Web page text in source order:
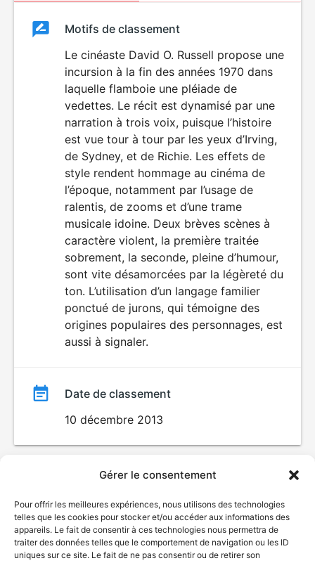
Gérer le consentement
Pour offrir les meilleures expériences, nous utilisons des technologies
telles que les cookies pour stocker et/ou accéder aux informations des
appareils. Le fait de consentir à ces technologies nous permettra de
traiter des données telles que le comportement de navigation ou les ID
uniques sur ce site. Le fait de ne pas consentir ou de retirer son
ClassementClassement
DÉCONSEILLÉ
AUX JEUNES
ENFANTS
Motifs de classement
Le cinéaste David O. Russell propose une
incursion à la fin des années 1970 dans
laquelle flamboie une pléiade de
vedettes. Le récit est dynamisé par une
narration à trois voix, puisque l’histoire
est vue tour à tour par les yeux d’Irving,
de Sydney, et de Richie. Les effets de
style rendent hommage au cinéma de
l’époque, notamment par l’usage de
ralentis, de zooms et d’une trame
musicale idoine. Deux brèves scènes à
caractère violent, la première traitée
sobrement, la seconde, pleine d’humour,
sont vite désamorcées par la légèreté du
ton. L’utilisation d’un langage familier
ponctué de jurons, qui témoigne des
origines populaires des personnages, est
aussi à signaler.
Date de classement
10 décembre 2013
© Gouvernement du Québec, 2026